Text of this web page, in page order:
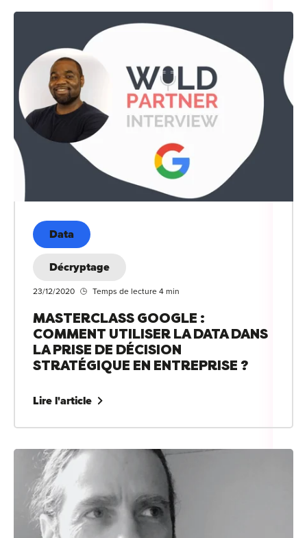
Data
Décryptage
23/12/2020 Temps de lecture 4 min
MASTERCLASS GOOGLE :
COMMENT UTILISER LA DATA DANS
LA PRISE DE DÉCISION
STRATÉGIQUE EN ENTREPRISE ?
Lire l'article